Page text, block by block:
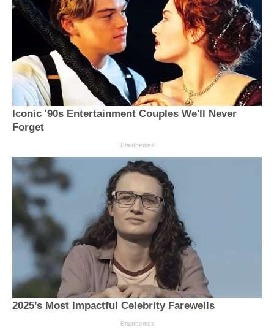
Iconic '90s Entertainment Couples We'll Never
Forget
Brainberries
2025’s Most Impactful Celebrity Farewells
Brainberries